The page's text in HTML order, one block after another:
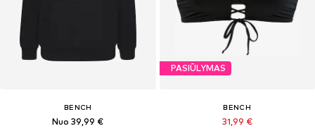
BENCH
Nuo 39,99 €
PASIŪLYMAS
BENCH
31,99 €